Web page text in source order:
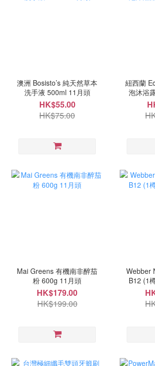
澳洲 Bosisto’s 純天然草本
洗手液 500ml 11月頭
HK$55.00
HK$75.00
紐西蘭
泡沐浴
Mai Greens 有機南非醉茄
粉 600g 11月頭
HK$179.00
HK$199.00
Webber
B12 (1